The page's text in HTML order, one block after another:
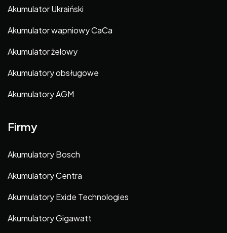
Akumulator Ukraiński
Akumulator wapniowy CaCa
Akumulator żelowy
Akumulatory obsługowe
Akumulatory AGM
Firmy
Akumulatory Bosch
Akumulatory Centra
Akumulatory Exide Technologies
Akumulatory Gigawatt